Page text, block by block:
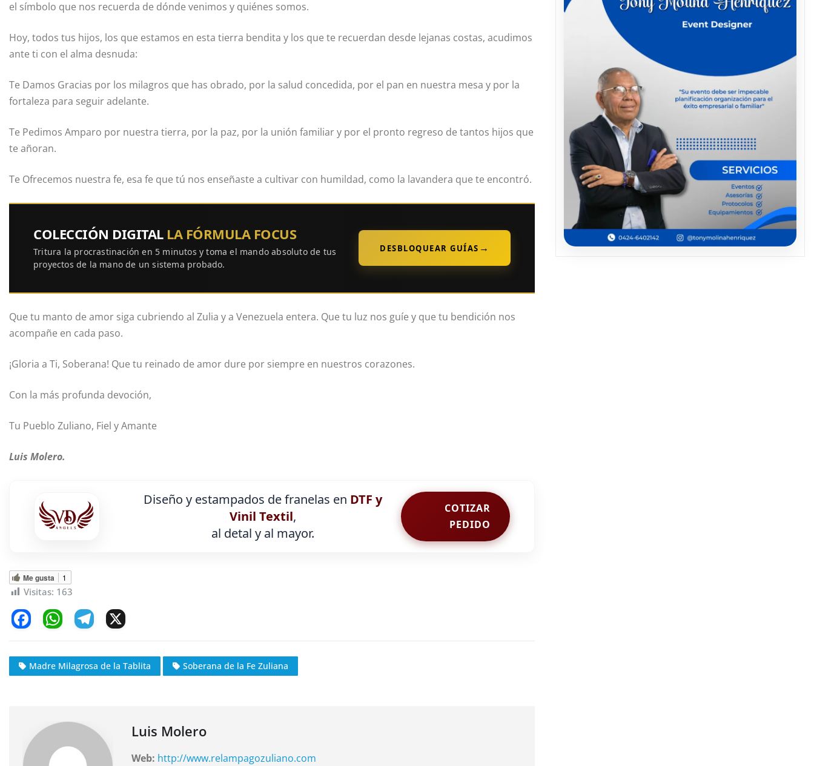
el símbolo que nos recuerda de dónde venimos y quiénes somos.
Hoy, todos tus hijos, los que estamos en esta tierra bendita y los que te recuerdan desde lejanas costas, acudimos
ante ti con el alma desnuda:
Te Damos Gracias por los milagros que has obrado, por la salud concedida, por el pan en nuestra mesa y por la
fortaleza para seguir adelante.
Te Pedimos Amparo por nuestra tierra, por la paz, por la unión familiar y por el pronto regreso de tantos hijos que
te añoran.
Te Ofrecemos nuestra fe, esa fe que tú nos enseñaste a cultivar con humildad, como la lavandera que te encontró.
COLECCIÓN DIGITAL LA FÓRMULA FOCUS
Tritura la procrastinación en 5 minutos y toma el mando absoluto de tus
proyectos de la mano de un sistema probado.
DESBLOQUEAR GUÍAS →
Que tu manto de amor siga cubriendo al Zulia y a Venezuela entera. Que tu luz nos guíe y que tu bendición nos
acompañe en cada paso.
¡Gloria a Ti, Soberana! Que tu reinado de amor dure por siempre en nuestros corazones.
Con la más profunda devoción,
Tu Pueblo Zuliano, Fiel y Amante
Luis Molero.
Diseño y estampados de franelas en DTF y
Vinil Textil,
al detal y al mayor.
COTIZAR
PEDIDO
Me gusta 1
Visitas: 163
c
e
o
W
at
s
p
e
gr
Madre Milagrosa de la Tablita Soberana de la Fe Zuliana
Luis Molero
Web: http://www.relampagozuliano.com